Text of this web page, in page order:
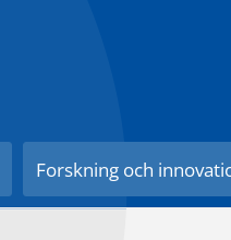
Forskning och